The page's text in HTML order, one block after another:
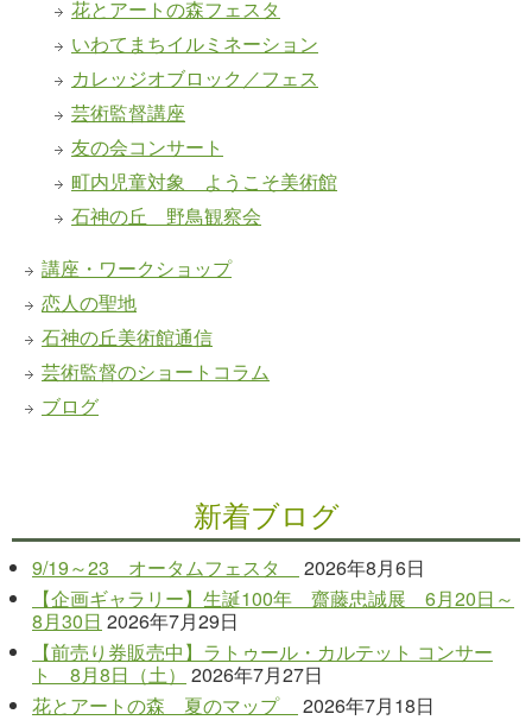
花とアートの森フェスタ
いわてまちイルミネーション
カレッジオブロック／フェス
芸術監督講座
友の会コンサート
町内児童対象 ようこそ美術館
石神の丘 野鳥観察会
講座・ワークショップ
恋人の聖地
石神の丘美術館通信
芸術監督のショートコラム
ブログ
新着ブログ
9/19～23 オータムフェスタ
2026年8月6日
【企画ギャラリー】生誕100年 齋藤忠誠展 6月20日～
8月30日 2026年7月29日
【前売り券販売中】ラトゥール・カルテット コンサー
ト 8月8日（土）
2026年7月27日
花とアートの森 夏のマップ
2026年7月18日